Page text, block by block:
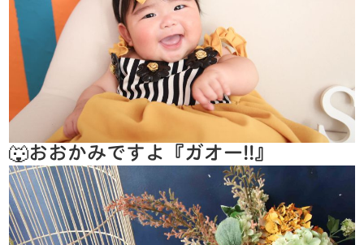
🐺おおかみですよ『ガオー!!』